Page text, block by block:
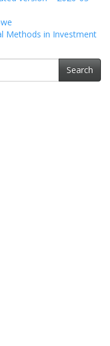
Methods in Investment
Search